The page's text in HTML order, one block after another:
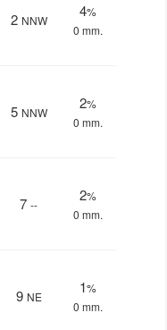
2 NNW
4%
0 mm.
5 NNW
2%
0 mm.
7 --
2%
0 mm.
9 NE
1%
0 mm.